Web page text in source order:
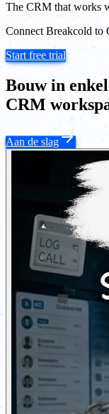
The CRM that works
Connect Breakcold to
Start free trial
Bouw in
CRM
Aan de slag